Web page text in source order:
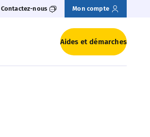
Contactez-nous Mon compte
Aides et démarches